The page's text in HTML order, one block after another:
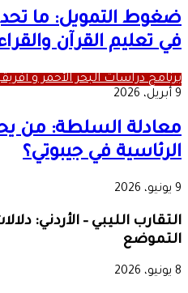
ضغوط التمويل: ما
في تعليم القرآن
برنامج دراسات البحر الأحمر و
9 أبريل، 2026
معادلة السلطة: من
الرئاسية في جيبوتي؟
9 يونيو، 2026
التقارب الليبي – الأردني:
التموضع
8 يونيو، 2026